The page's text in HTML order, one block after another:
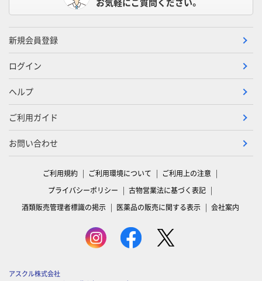
新規会員登録
ログイン
ヘルプ
ご利用ガイド
お問い合わせ
ご利用規約 ご利用環境について
ご利用上の注意
プライバシーポリシー
古物営業法に基づく表記
酒類販売管理者標識の掲示
医薬品の販売に関する表示 会社案内
アスクル株式会社